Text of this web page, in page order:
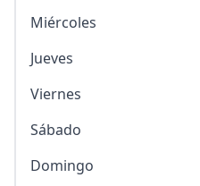
Miércoles
Jueves
Viernes
Sábado
Domingo